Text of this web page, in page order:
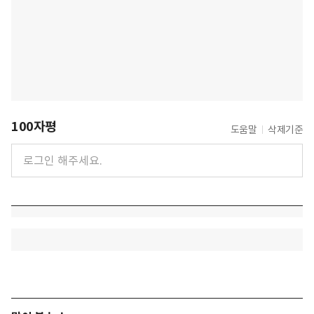
100자평 도움말 삭제기준